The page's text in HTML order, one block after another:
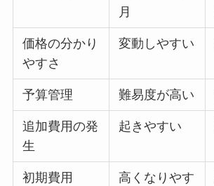
月
価格の分かり
やすさ
変動しやすい
予算管理 難易度が高い
追加費用の発
生
起きやすい
初期費用
高くなりやす